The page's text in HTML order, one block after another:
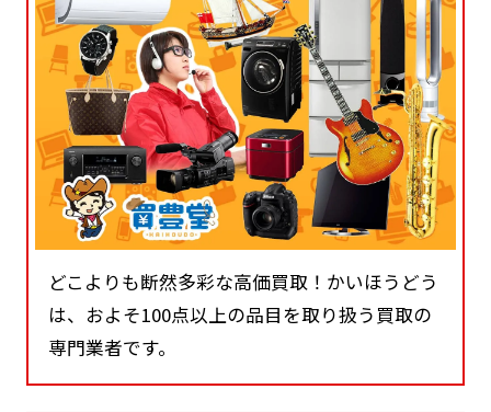
どこよりも断然多彩な高価買取！かいほうどう
は、およそ100点以上の品目を取り扱う買取の
専門業者です。